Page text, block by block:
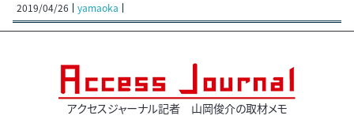
2019/04/26 yamaoka
アクセスジャーナル記者 山岡俊介の取材メモ